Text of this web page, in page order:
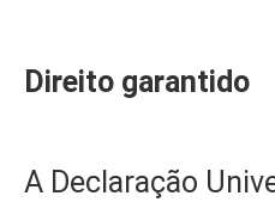
Direito garantido
A Declaração